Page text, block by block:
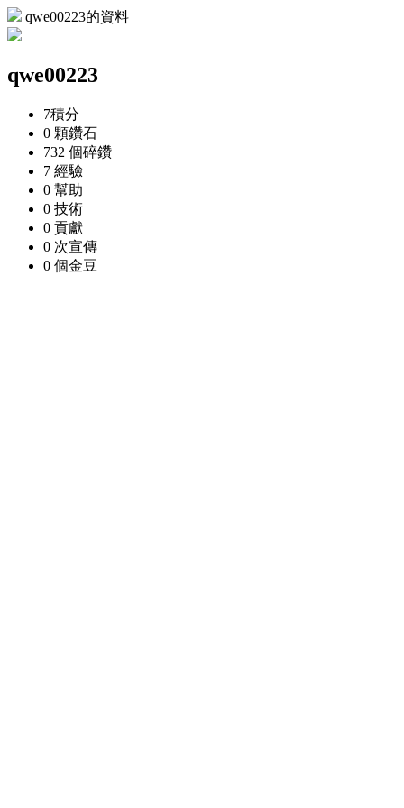
qwe00223的資料
qwe00223
7積分
0 顆鑽石
732 個碎鑽
7 經驗
0 幫助
0 技術
0 貢獻
0 次宣傳
0 個金豆